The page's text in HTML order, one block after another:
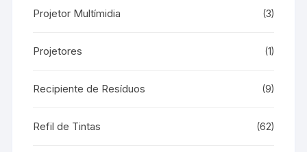
Projetor Multímidia (3)
Projetores (1)
Recipiente de Resíduos (9)
Refil de Tintas (62)